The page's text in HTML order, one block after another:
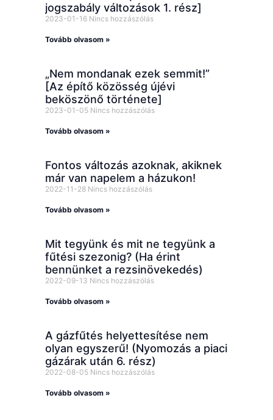
jogszabály változások 1. rész]
2023-01-16 Nincs hozzászólás
Tovább olvasom »
„Nem mondanak ezek semmit!”
[Az építő közösség újévi
beköszönő története]
2023-01-05 Nincs hozzászólás
Tovább olvasom »
Fontos változás azoknak, akiknek
már van napelem a házukon!
2022-11-28 Nincs hozzászólás
Tovább olvasom »
Mit tegyünk és mit ne tegyünk a
fűtési szezonig? (Ha érint
bennünket a rezsinövekedés)
2022-09-13 Nincs hozzászólás
Tovább olvasom »
A gázfűtés helyettesítése nem
olyan egyszerű! (Nyomozás a piaci
gázárak után 6. rész)
2022-08-05 Nincs hozzászólás
Tovább olvasom »